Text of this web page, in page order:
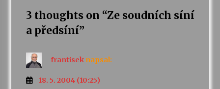
3 thoughts on “Ze soudních síní
a předsíní”
frantisek napsal:
18. 5. 2004 (10:25)